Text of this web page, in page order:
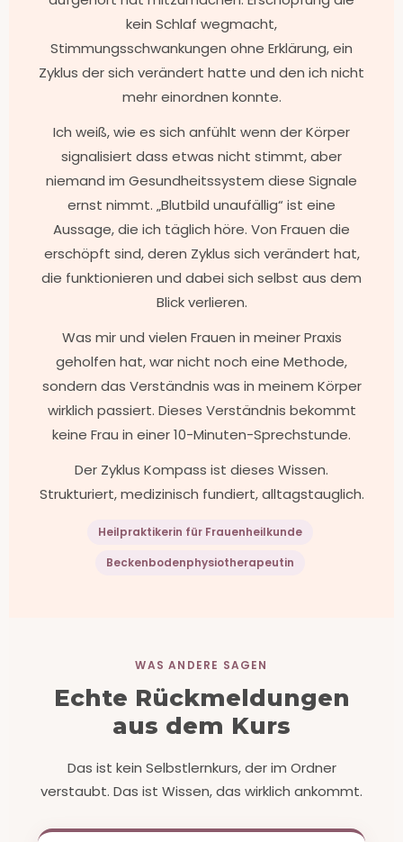
kein Schlaf wegmacht,
Stimmungsschwankungen ohne Erklärung, ein
Zyklus der sich verändert hatte und den ich nicht
mehr einordnen konnte.
Ich weiß, wie es sich anfühlt wenn der Körper
signalisiert dass etwas nicht stimmt, aber
niemand im Gesundheitssystem diese Signale
ernst nimmt. „Blutbild unaufällig“ ist eine
Aussage, die ich täglich höre. Von Frauen die
erschöpft sind, deren Zyklus sich verändert hat,
die funktionieren und dabei sich selbst aus dem
Blick verlieren.
Was mir und vielen Frauen in meiner Praxis
geholfen hat, war nicht noch eine Methode,
sondern das Verständnis was in meinem Körper
wirklich passiert. Dieses Verständnis bekommt
keine Frau in einer 10-Minuten-Sprechstunde.
Der Zyklus Kompass ist dieses Wissen.
Strukturiert, medizinisch fundiert, alltagstauglich.
Heilpraktikerin für Frauenheilkunde
Beckenbodenphysiotherapeutin
WAS ANDERE SAGEN
Echte Rückmeldungen
aus dem Kurs
Das ist kein Selbstlernkurs, der im Ordner
verstaubt. Das ist Wissen, das wirklich ankommt.